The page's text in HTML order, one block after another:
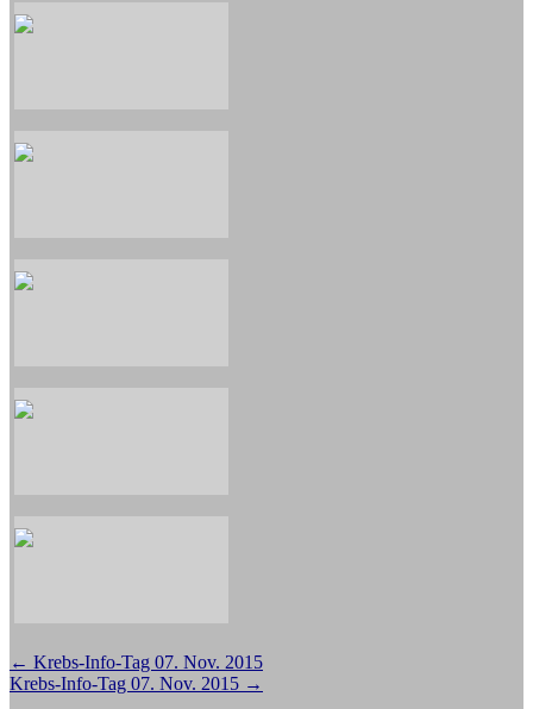
Beitragsnavigation
← Krebs-Info-Tag 07. Nov. 2015
Krebs-Info-Tag 07. Nov. 2015 →